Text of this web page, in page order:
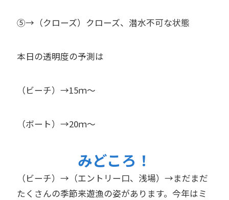
⑤→（クローズ）クローズ、潜水不可な状態
本日の透明度の予測は
（ビーチ）→15ｍ～
（ボート）→20ｍ～
みどころ！
（ビーチ）→（エントリー口、浅場）→まだまだ
たくさんの季節来遊漁の姿があります。今年はミ